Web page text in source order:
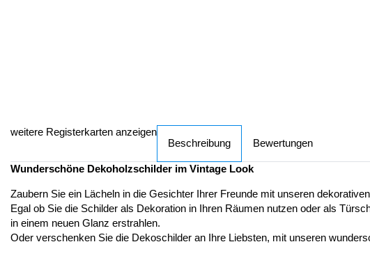
weitere Registerkarten anzeigen
Beschreibung
Bewertungen
Wunderschöne Dekoholzschilder im Vintage Look
Zaubern Sie ein Lächeln in die Gesichter Ihrer Freunde mit unseren
Egal ob Sie die Schilder als Dekoration in Ihren Räumen nutzen oder als
in einem neuen Glanz erstrahlen.
Oder verschenken Sie die Dekoschilder an Ihre Liebsten, mit unseren